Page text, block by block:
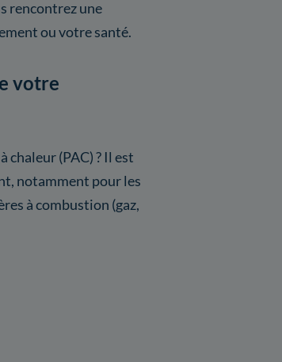
rencontrez une
ou votre santé.
votre
chaleur (PAC) ? Il est
notamment pour les
à combustion (gaz,